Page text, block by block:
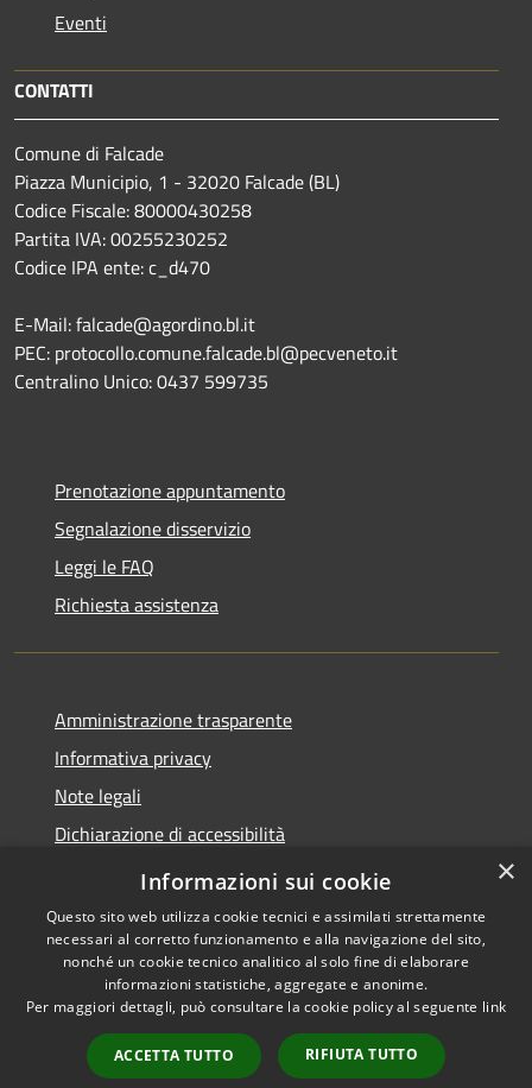
Eventi
CONTATTI
Comune di Falcade
Piazza Municipio, 1 - 32020 Falcade (BL)
Codice Fiscale: 80000430258
Partita IVA: 00255230252
Codice IPA ente: c_d470
E-Mail: falcade@agordino.bl.it
PEC: protocollo.comune.falcade.bl@pecveneto.it
Centralino Unico: 0437 599735
Prenotazione appuntamento
Segnalazione disservizio
Leggi le FAQ
Richiesta assistenza
Amministrazione trasparente
Informativa privacy
Note legali
Dichiarazione di accessibilità
Dichiarazione di accessibilità App Municipium
Accessibilità
Copyright © 2026 • Comune di
Falcade • Powered by
Municipium•
Accesso
redazione
×
Informazioni sui cookie
Questo sito web utilizza cookie tecnici e assimilati strettamente
necessari al corretto funzionamento e alla navigazione del sito,
nonché un cookie tecnico analitico al solo fine di elaborare
informazioni statistiche, aggregate e anonime.
Per maggiori dettagli, può consultare la cookie policy al seguente link
ACCETTA TUTTO RIFIUTA TUTTO